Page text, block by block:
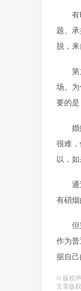
有时
题、
脱，
第九
场。
要的是
婚姻
很难
以，
通过
有硝
但别
作为
据自己
© 版权
文章版